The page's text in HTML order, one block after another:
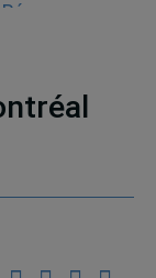
Réseau